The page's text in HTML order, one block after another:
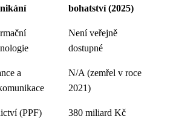
bohatství (2025)
Není veřejně
dostupné
a
N/A (zemřel v roce
2021)
(PPF)
380 miliard Kč